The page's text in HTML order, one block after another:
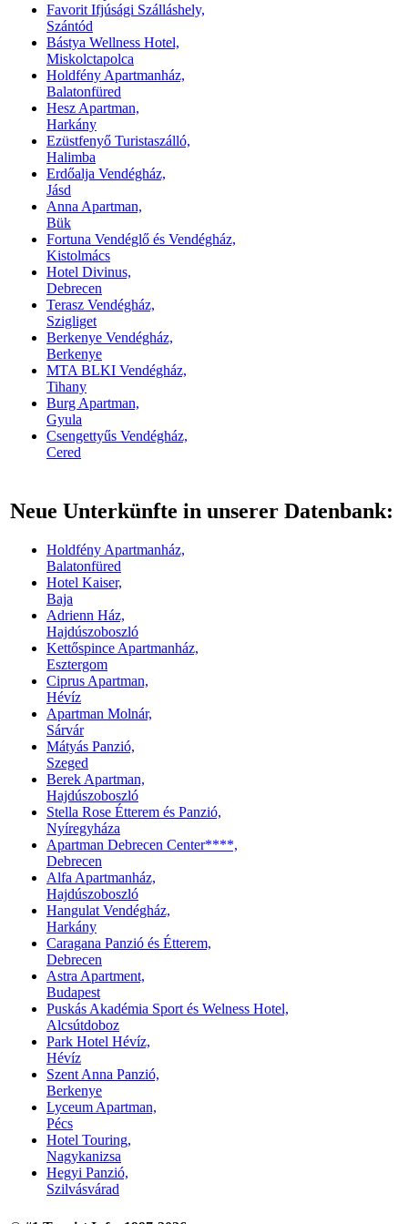
Favorit Ifjúsági Szálláshely,
Szántód
Bástya Wellness Hotel,
Miskolctapolca
Holdfény Apartmanház,
Balatonfüred
Hesz Apartman,
Harkány
Ezüstfenyő Turistaszálló,
Halimba
Erdőalja Vendégház,
Jásd
Anna Apartman,
Bük
Fortuna Vendéglő és Vendégház,
Kistolmács
Hotel Divinus,
Debrecen
Terasz Vendégház,
Szigliget
Berkenye Vendégház,
Berkenye
MTA BLKI Vendégház,
Tihany
Burg Apartman,
Gyula
Csengettyűs Vendégház,
Cered
Neue Unterkünfte in unserer Datenbank:
Holdfény Apartmanház,
Balatonfüred
Hotel Kaiser,
Baja
Adrienn Ház,
Hajdúszoboszló
Kettőspince Apartmanház,
Esztergom
Ciprus Apartman,
Hévíz
Apartman Molnár,
Sárvár
Mátyás Panzió,
Szeged
Berek Apartman,
Hajdúszoboszló
Stella Rose Étterem és Panzió,
Nyíregyháza
Apartman Debrecen Center****,
Debrecen
Alfa Apartmanház,
Hajdúszoboszló
Hangulat Vendégház,
Harkány
Caragana Panzió és Étterem,
Debrecen
Astra Apartment,
Budapest
Puskás Akadémia Sport és Welness Hotel,
Alcsútdoboz
Park Hotel Hévíz,
Hévíz
Szent Anna Panzió,
Berkenye
Lyceum Apartman,
Pécs
Hotel Touring,
Nagykanizsa
Hegyi Panzió,
Szilvásvárad